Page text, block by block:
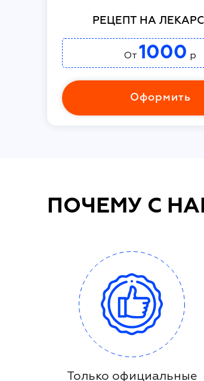
РЕЦЕПТ НА
От 1000 р
Оформить
ПОЧЕМУ С
Только официальные